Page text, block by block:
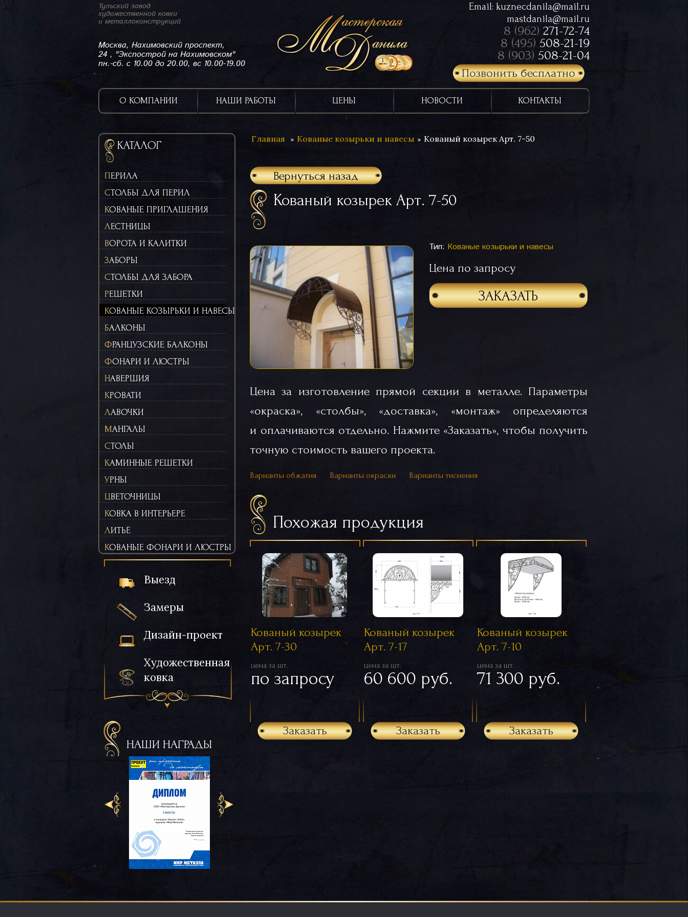
Тульский завод
художественной ковки
и металлоконструкций
Москва, Нахимовский проспект,
24 , "Экспострой на Нахимовском"
пн.-сб. с 10.00 до 20.00, вс 10.00-19.00
Email: kuznecdanila@mail.ru
mastdanila@mail.ru
8 (962) 271-72-74
8 (495) 508-21-19
8 (903) 508-21-04
Позвонить бесплатно
О КОМПАНИИ НАШИ РАБОТЫ ЦЕНЫ НОВОСТИ КОНТАКТЫ
КАТАЛОГ
ПЕРИЛА
СТОЛБЫ ДЛЯ ПЕРИЛ
КОВАНЫЕ ПРИГЛАШЕНИЯ
ЛЕСТНИЦЫ
ВОРОТА И КАЛИТКИ
ЗАБОРЫ
СТОЛБЫ ДЛЯ ЗАБОРА
РЕШЕТКИ
КОВАНЫЕ КОЗЫРЬКИ И НАВЕСЫ
БАЛКОНЫ
ФРАНЦУЗСКИЕ БАЛКОНЫ
ФОНАРИ И ЛЮСТРЫ
НАВЕРШИЯ
КРОВАТИ
ЛАВОЧКИ
МАНГАЛЫ
СТОЛЫ
КАМИННЫЕ РЕШЕТКИ
УРНЫ
ЦВЕТОЧНИЦЫ
КОВКА В ИНТЕРЬЕРЕ
ЛИТЬЁ
КОВАНЫЕ ФОНАРИ И ЛЮСТРЫ
Выезд
Замеры
Дизайн-проект
Художественная
ковка
НАШИ НАГРАДЫ
Главная Кованые козырьки и навесы Кованый козырек Арт. 7-50
Вернуться назад
Кованый козырек Арт. 7-50
Тип: Кованые козырьки и навесы
Цена по запросу
ЗАКАЗАТЬ
Цена за изготовление прямой секции в металле. Параметры
«окраска», «столбы», «доставка», «монтаж» определяются
и оплачиваются отдельно. Нажмите «Заказать», чтобы получить
точную стоимость вашего проекта.
Варианты обжатия Варианты окраски Варианты тиснения
Похожая продукция
Кованый козырек
Арт. 7-30
цена за шт.
по запросу
Заказать
Кованый козырек
Арт. 7-17
цена за шт.
60 600 руб.
Заказать
Кованый козырек
Арт. 7-10
цена за шт.
71 300 руб.
Заказать